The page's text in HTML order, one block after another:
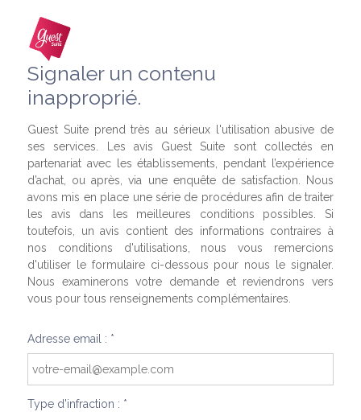
Signaler un contenu
inapproprié.
Guest Suite prend très au sérieux l'utilisation abusive de
ses services. Les avis Guest Suite sont collectés en
partenariat avec les établissements, pendant l’expérience
d’achat, ou après, via une enquête de satisfaction. Nous
avons mis en place une série de procédures afin de traiter
les avis dans les meilleures conditions possibles. Si
toutefois, un avis contient des informations contraires à
nos conditions d'utilisations, nous vous remercions
d'utiliser le formulaire ci-dessous pour nous le signaler.
Nous examinerons votre demande et reviendrons vers
vous pour tous renseignements complémentaires.
Adresse email : *
Type d'infraction : *